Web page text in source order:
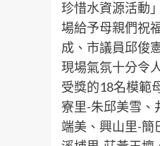
珍惜水資源活動
場給予母親們祝
成、市議員邱俊
現場氣氛十分令
受獎的18名模範
寮里-朱邱美雪、
端美、興山里-簡